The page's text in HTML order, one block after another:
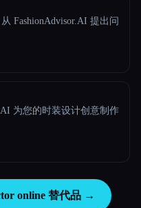
FashionAdvisor.AI 提出问
为您的时装设计创意制作
online 替代品 →